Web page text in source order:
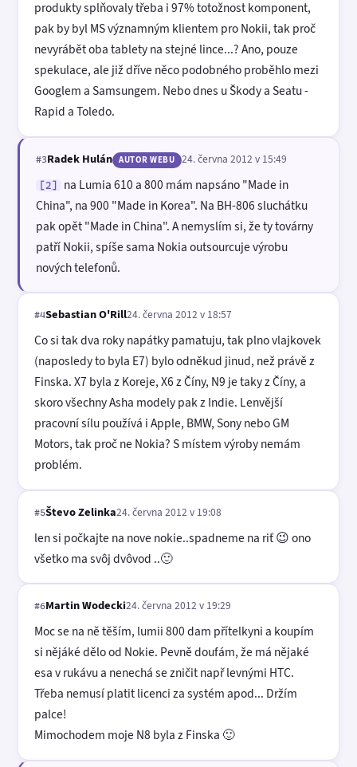
produkty splňovaly třeba i 97% totožnost komponent,
pak by byl MS významným klientem pro Nokii, tak proč
nevyrábět oba tablety na stejné lince...? Ano, pouze
spekulace, ale již dříve něco podobného proběhlo mezi
Googlem a Samsungem. Nebo dnes u Škody a Seatu -
Rapid a Toledo.
#3Radek Hulán AUTOR WEBU 24. června 2012 v 15:49
[2]
na Lumia 610 a 800 mám napsáno "Made in
China", na 900 "Made in Korea". Na BH-806 sluchátku
pak opět "Made in China". A nemyslím si, že ty továrny
patří Nokii, spíše sama Nokia outsourcuje výrobu
nových telefonů.
#4Sebastian O'Rill24. června 2012 v 18:57
Co si tak dva roky napátky pamatuju, tak plno vlajkovek
(naposledy to byla E7) bylo odněkud jinud, než právě z
Finska. X7 byla z Koreje, X6 z Číny, N9 je taky z Číny, a
skoro všechny Asha modely pak z Indie. Lenvější
pracovní sílu používá i Apple, BMW, Sony nebo GM
Motors, tak proč ne Nokia? S místem výroby nemám
problém.
#5Števo Zelinka24. června 2012 v 19:08
len si počkajte na nove nokie..spadneme na riť 😉 ono
všetko ma svôj dvôvod ..🙂
#6Martin Wodecki24. června 2012 v 19:29
Moc se na ně těším, lumii 800 dam přítelkyni a koupím
si nějáké dělo od Nokie. Pevně doufám, že má nějaké
esa v rukávu a nenechá se zničit např levnými HTC.
Třeba nemusí platit licenci za systém apod... Držím
palce!
Mimochodem moje N8 byla z Finska 🙂